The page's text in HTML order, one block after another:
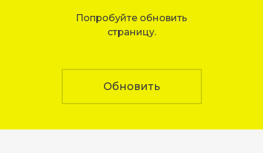
Попробуйте обновить
страницу.
Обновить